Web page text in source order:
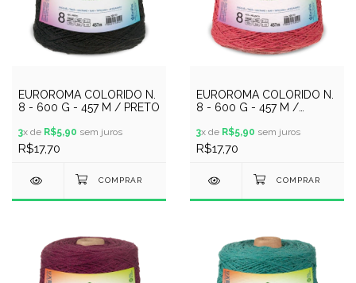
EUROROMA COLORIDO N.
8 - 600 G - 457 M / PRETO
3x de R$5,90 sem juros
R$17,70
EUROROMA COLORIDO N.
8 - 600 G - 457 M /
3x de R$5,90 sem juros
R$17,70